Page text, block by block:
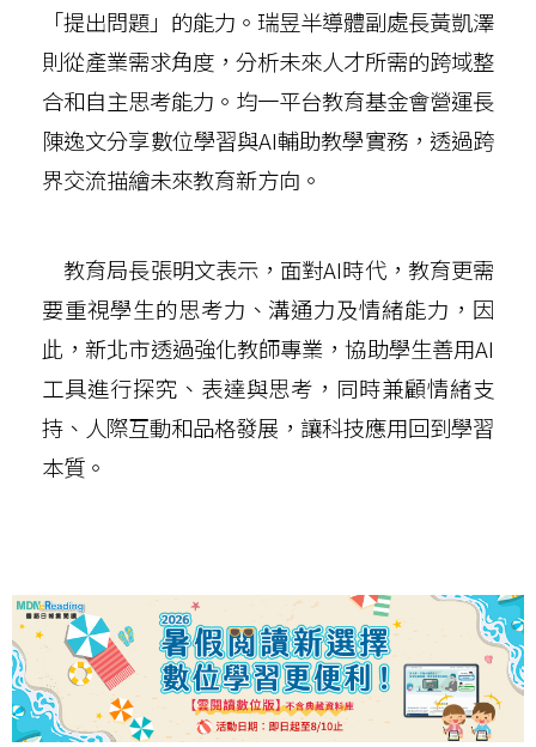
「提出問題」的能力。瑞昱半導體副處長黃凱澤
則從產業需求角度，分析未來人才所需的跨域整
合和自主思考能力。均一平台教育基金會營運長
陳逸文分享數位學習與AI輔助教學實務，透過跨
界交流描繪未來教育新方向。
教育局長張明文表示，面對AI時代，教育更需
要重視學生的思考力、溝通力及情緒能力，因
此，新北市透過強化教師專業，協助學生善用AI
工具進行探究、表達與思考，同時兼顧情緒支
持、人際互動和品格發展，讓科技應用回到學習
本質。